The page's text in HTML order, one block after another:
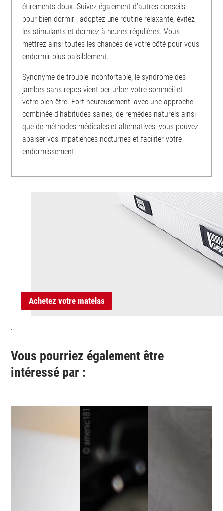
étirements doux. Suivez également d’autres conseils
pour bien dormir : adoptez une routine relaxante, évitez
les stimulants et dormez à heures régulières. Vous
mettrez ainsi toutes les chances de votre côté pour vous
endormir plus paisiblement.
Synonyme de trouble inconfortable, le syndrome des
jambes sans repos vient perturber votre sommeil et
votre bien-être. Fort heureusement, avec une approche
combinée d’habitudes saines, de remèdes naturels ainsi
que de méthodes médicales et alternatives, vous pouvez
apaiser vos impatiences nocturnes et faciliter votre
endormissement.
Achetez votre matelas
`
Vous pourriez également être
intéressé par :